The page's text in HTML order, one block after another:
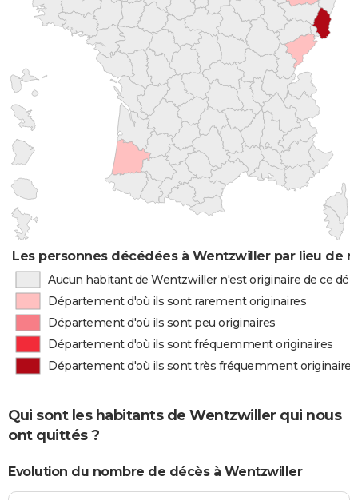
Les personnes décédées à Wentzwiller par lieu de
Aucun habitant de Wentzwiller n'est originaire de ce
Département d'où ils sont rarement originaires
Département d'où ils sont peu originaires
Département d'où ils sont fréquemment originaires
Département d'où ils sont très fréquemment originaires
Qui sont les habitants de Wentzwiller qui nous
ont quittés ?
Evolution du nombre de décès à Wentzwiller